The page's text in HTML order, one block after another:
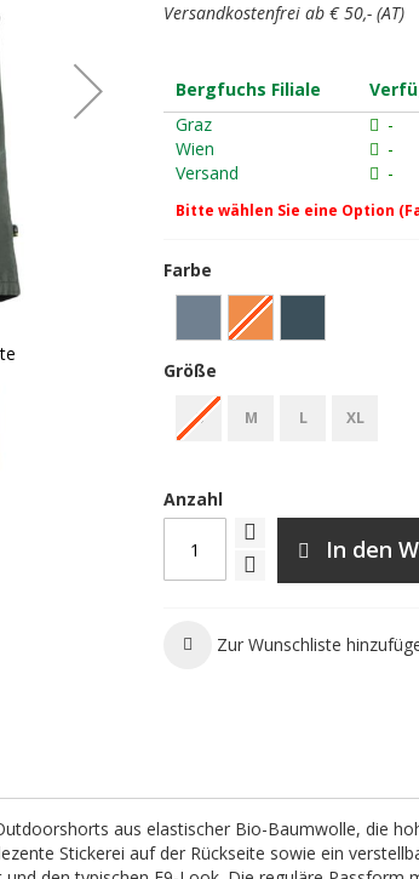
Versandkostenfrei ab € 50,- (AT)
Bergfuchs Filiale
Graz
-
Wien
-
Versand
-
Bitte wählen Sie eine Option
Farbe
Größe
S M L XL
Anzahl
In den
Zur Wunschliste
aus elastischer Bio-Baumwolle, die
Stickerei auf der Rückseite sowie ein